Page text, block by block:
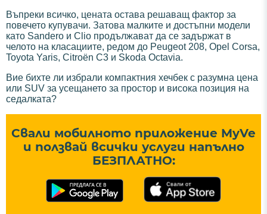
Въпреки всичко, цената остава решаващ фактор за
повечето купувачи. Затова малките и достъпни модели
като Sandero и Clio продължават да се задържат в
челото на класациите, редом до Peugeot 208, Opel Corsa,
Toyota Yaris, Citroën C3 и Skoda Octavia.
Вие бихте ли избрали компактния хечбек с разумна цена
или SUV за усещането за простор и висока позиция на
седалката?
Свали мобилното приложение MyVe
и ползвай всички услуги напълно
БЕЗПЛАТНО: